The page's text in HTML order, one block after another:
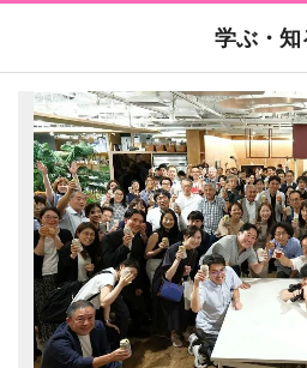
学ぶ・知